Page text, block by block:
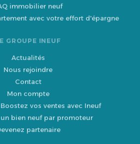
immobilier neuf
avec votre effort d'épargne
GROUPE INEUF
Actualités
Nous rejoindre
Contact
Mon compte
vos ventes avec Ineuf
un bien neuf par promoteur
partenaire